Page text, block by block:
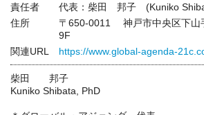
責任者
代表：柴田 邦子 (Kuniko
住所
〒650-0011 神戸市中央区下
9F
関連URL
https://www.global-agenda-
柴田 邦子
Kuniko Shibata, PhD